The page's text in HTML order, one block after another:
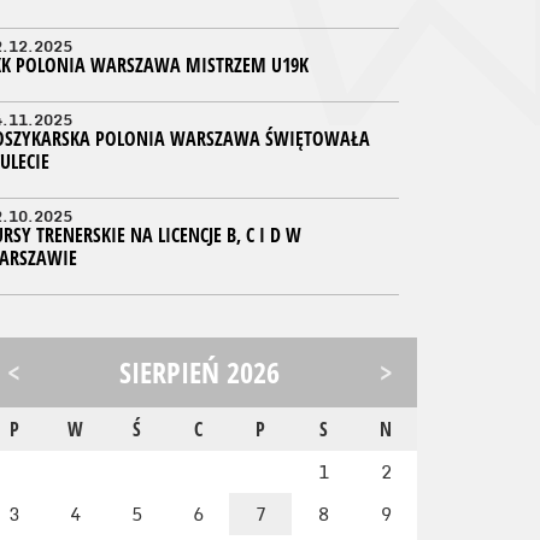
POLONIA WARSZAWA MISTRZEM U19K
POLONIA WARSZAWA ŚWIĘTOWAŁA
TRENERSKIE NA LICENCJE B, C I D W
< SIERPIEŃ 2026 >
P W Ś C P S N
1
2
3
4 5 6 7 8 9